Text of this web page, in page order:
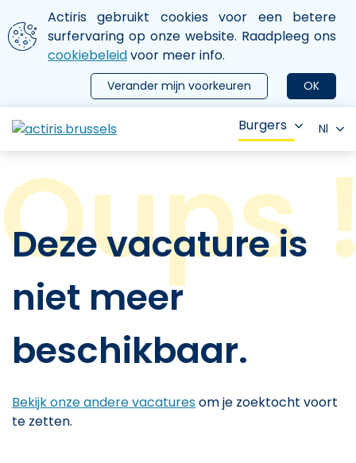
Aller au contenu principal
We gebruiken cookies
Actiris gebruikt cookies voor een betere
surfervaring op onze website. Raadpleeg ons
cookiebeleidvoor meer info.
OK
Verander mijn voorkeuren
le menu
Burgers Nl
Deze vacature is
niet meer
beschikbaar.
Bekijk onze andere vacaturesom je zoektocht voort
te zetten.